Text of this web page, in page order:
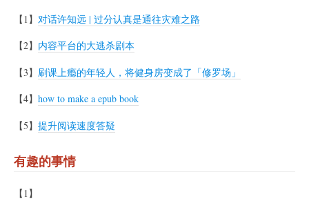
【1】 对话许知远 | 过分认真是通往灾难之路
【2】 内容平台的大逃杀剧本
【3】 刷课上瘾的年轻人，将健身房变成了「修罗场」
【4】 how to make a epub book
【5】 提升阅读速度答疑
有趣的事情
【1】